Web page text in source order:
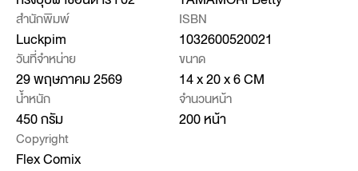
สำนักพิมพ์
Luckpim
ISBN
1032600520021
วันที่จำหน่าย
29 พฤษภาคม 2569
ขนาด
14 x 20 x 6 CM
น้ำหนัก
450 กรัม
จำนวนหน้า
200 หน้า
Copyright
Flex Comix